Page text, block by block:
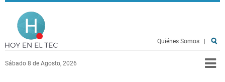
Pasar al contenido principal
Sábado 8 de Agosto, 2026
Quiénes Somos